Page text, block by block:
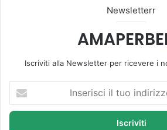
Newsletterr
Iscriviti alla Newsletter per ricevere i
s